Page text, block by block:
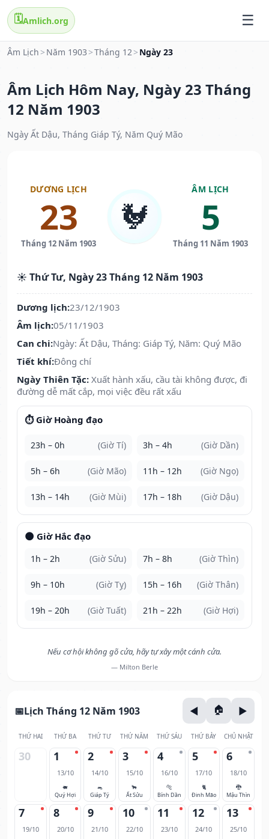
🗓️Amlich.org
Âm Lịch > Năm 1903 >Tháng 12> Ngày 23
Âm Lịch Hôm Nay, Ngày 23 Tháng
12 Năm 1903
Ngày Ất Dậu, Tháng Giáp Tý, Năm Quý Mão
DƯƠNG LỊCH
23
Tháng 12 Năm 1903
🐓
ÂM LỊCH
5
Tháng 11 Năm 1903
☀️ Thứ Tư, Ngày 23 Tháng 12 Năm 1903
Dương lịch:23/12/1903
Âm lịch:05/11/1903
Can chi:Ngày: Ất Dậu, Tháng: Giáp Tý, Năm: Quý Mão
Tiết khí:Đông chí
Ngày Thiên Tặc: Xuất hành xấu, cầu tài không được, đi
đường dễ mất cắp, mọi việc đều rất xấu
⏱️ Giờ Hoàng đạo
23h – 0h (Giờ Tí) 3h – 4h (Giờ Dần)
5h – 6h (Giờ Mão) 11h – 12h (Giờ Ngọ)
13h – 14h (Giờ Mùi) 17h – 18h (Giờ Dậu)
🌑 Giờ Hắc đạo
1h – 2h (Giờ Sửu) 7h – 8h (Giờ Thìn)
9h – 10h (Giờ Tỵ) 15h – 16h (Giờ Thân)
19h – 20h (Giờ Tuất) 21h – 22h (Giờ Hợi)
Nếu cơ hội không gõ cửa, hãy tự xây một cánh cửa.
— Milton Berle
Lịch Tháng 12 Năm 1903
THỨ HAI THỨ BA THỨ TƯ THỨ NĂM THỨ SÁU THỨ BẢY CHỦ NHẬT
30 1
13/10
🐖
Quý Hợi
2
14/10
🐀
Giáp Tý
3
15/10
🐂
Ất Sửu
4
16/10
🐅
Bính Dần
5
17/10
🐈
Đinh Mão
6
18/10
🐉
Mậu Thìn
7
19/10
8
20/10
9
21/10
10
22/10
11
23/10
12
24/10
13
25/10